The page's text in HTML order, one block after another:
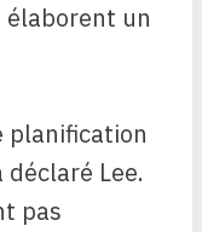
un
planification
Lee.
pas